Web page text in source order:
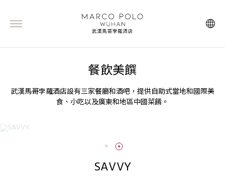
餐飲美饌
武漢馬哥孛羅酒店設有三家餐廳和酒吧，提供自助式當地和國際美
食、小吃以及廣東和地區中國菜餚。
SAVVY